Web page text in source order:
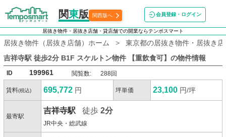
関東版 関西版へ 会員登録・ログイン
居抜き物件・居抜き店舗・貸店舗での開業ならテンポスマート
居抜き物件（居抜き店舗）ホーム
東京都の居抜き物件・居抜き
吉祥寺駅 徒歩2分 B1F スケルトン物件 【重飲食可】 の物件情報
ID 199961 閲覧数: 288回
賃料(税込) 695,772 円 坪単価 23,100 円/坪
最寄駅
吉祥寺駅 徒歩2分
JR中央・総武線